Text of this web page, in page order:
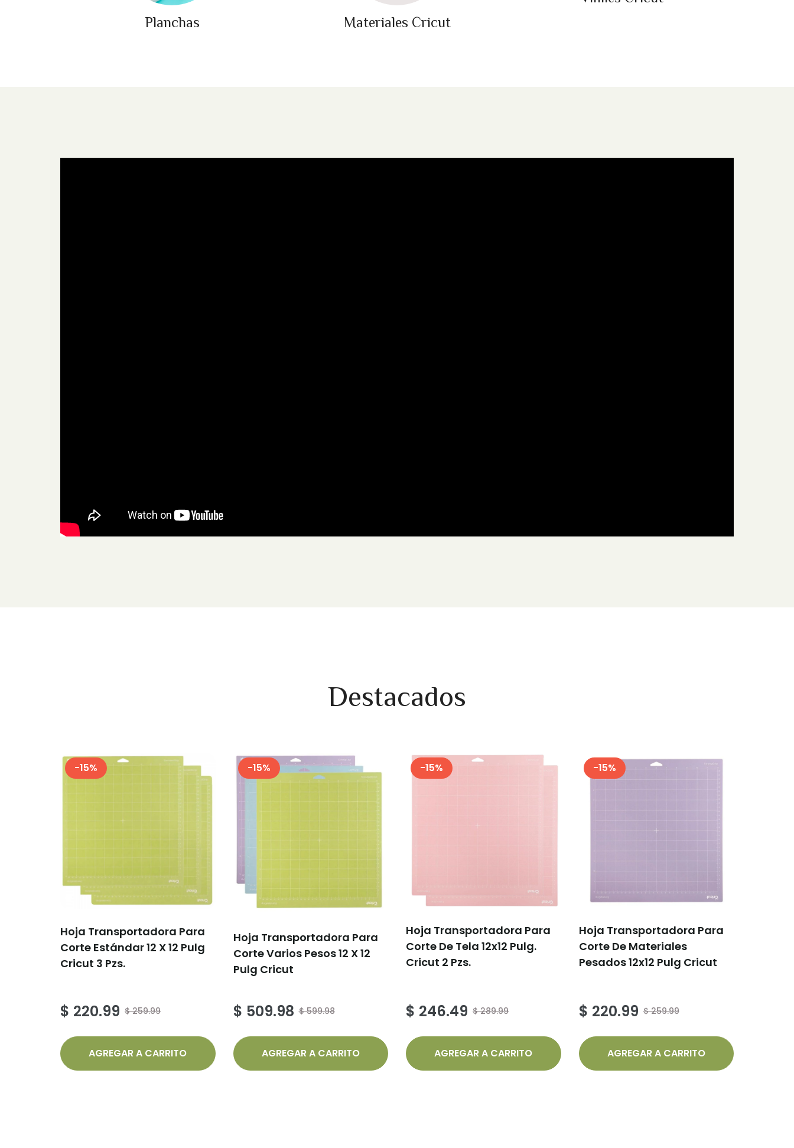
Planchas Materiales Cricut
Destacados
-15%
Hoja Transportadora Para
Corte Estándar 12 X 12 Pulg
Cricut 3 Pzs.
$ 220.99 $ 259.99
AGREGAR A CARRITO
-15%
Hoja Transportadora Para
Corte Varios Pesos 12 X 12
Pulg Cricut
$ 509.98 $ 599.98
AGREGAR A CARRITO
-15%
Hoja Transportadora Para
Corte De Tela 12x12 Pulg.
Cricut 2 Pzs.
$ 246.49 $ 289.99
AGREGAR A CARRITO
-15%
Hoja Transportadora Para
Corte De Materiales
Pesados 12x12 Pulg Cricut
$ 220.99 $ 259.99
AGREGAR A CARRITO